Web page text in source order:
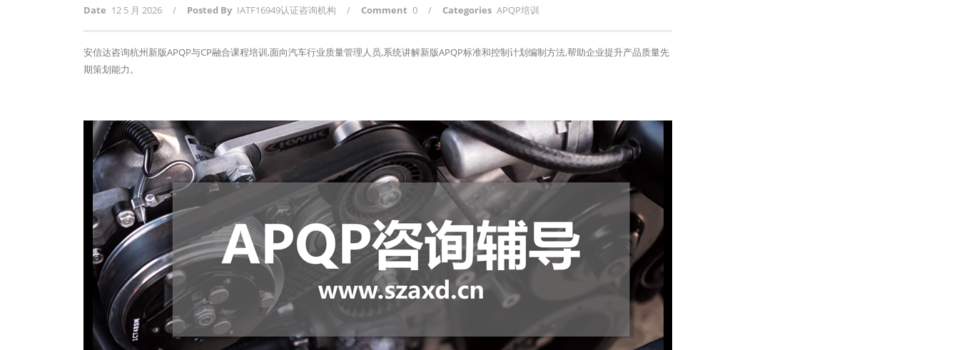
Date 12 5 月 2026 / Posted By IATF16949认证咨询机构 / Comment 0 / Categories APQP培训
安信达咨询杭州新版APQP与CP融合课程培训,面向汽车行业质量管理人员,系统讲解新版APQP标准和控制计划编制方法,帮助企业提升产品质量先
期策划能力。